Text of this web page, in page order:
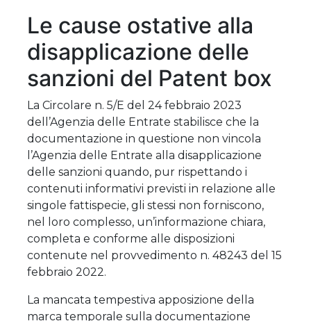
Le cause ostative alla
disapplicazione delle
sanzioni del Patent box
La Circolare n. 5/E del 24 febbraio 2023
dell’Agenzia delle Entrate stabilisce che la
documentazione in questione non vincola
l’Agenzia delle Entrate alla disapplicazione
delle sanzioni quando, pur rispettando i
contenuti informativi previsti in relazione alle
singole fattispecie, gli stessi non forniscono,
nel loro complesso, un’informazione chiara,
completa e conforme alle disposizioni
contenute nel provvedimento n. 48243 del 15
febbraio 2022.
La mancata tempestiva apposizione della
marca temporale sulla documentazione